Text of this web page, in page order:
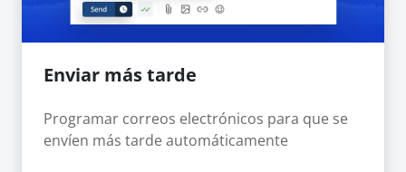
Enviar más tarde
Programar correos electrónicos para que se
envíen más tarde automáticamente